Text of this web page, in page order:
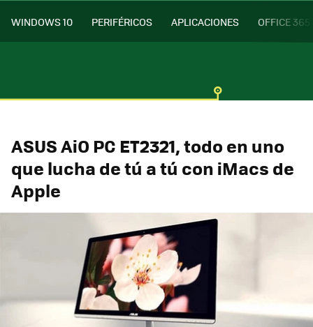
WINDOWS 10 PERIFÉRICOS APLICACIONES OFFICE 365
ASUS AiO PC ET2321, todo en uno
que lucha de tú a tú con iMacs de
Apple